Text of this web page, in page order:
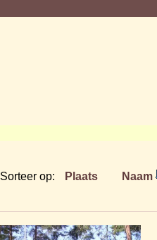
Sorteer op: Plaats Naam